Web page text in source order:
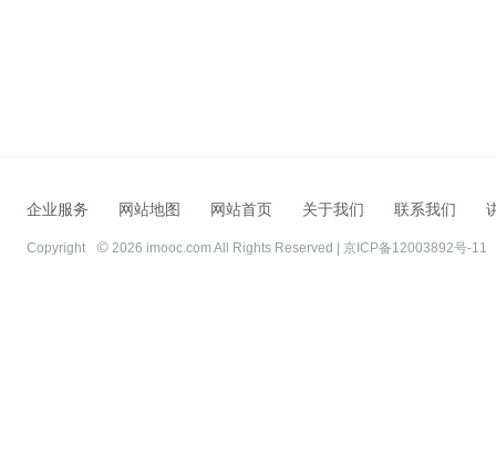
企业服务 网站地图 网站首页 关于我们 联系我们
Copyright 2026 imooc.com All Rights Reserved | 京ICP备12003892号-11